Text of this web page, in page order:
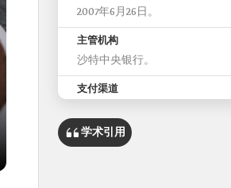
2007年6月26日。
主管机构
沙特中央银行。
支付渠道
电子应用程序、数字钱包、Mada
Pay和Apple Pay。
学术引用